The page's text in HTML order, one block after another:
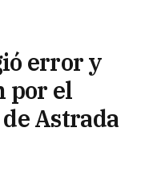
error y
por el
Astrada